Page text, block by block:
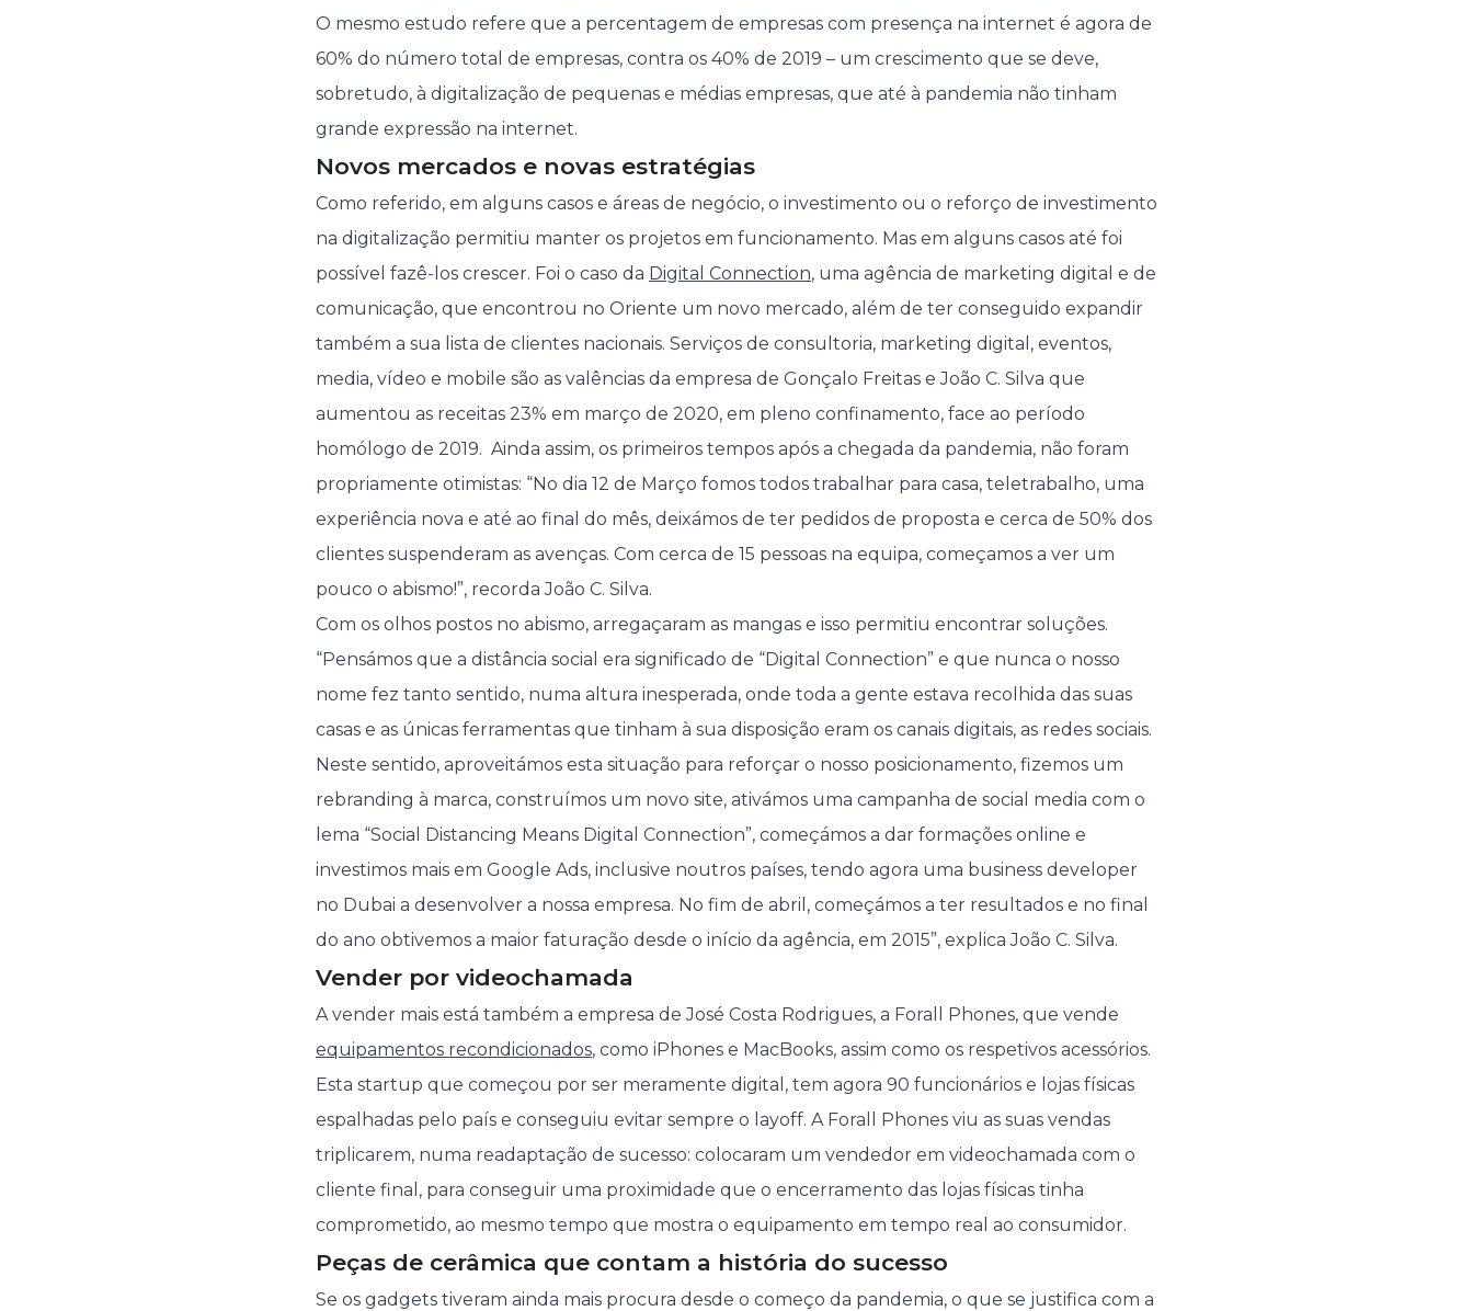
O mesmo estudo refere que a percentagem de empresas com presença na internet é agora de
60% do número total de empresas, contra os 40% de 2019 – um crescimento que se deve,
sobretudo, à digitalização de pequenas e médias empresas, que até à pandemia não tinham
grande expressão na internet.
Novos mercados e novas estratégias
Como referido, em alguns casos e áreas de negócio, o investimento ou o reforço de investimento
na digitalização permitiu manter os projetos em funcionamento. Mas em alguns casos até foi
possível fazê-los crescer. Foi o caso da Digital Connection, uma agência de marketing digital e de
comunicação, que encontrou no Oriente um novo mercado, além de ter conseguido expandir
também a sua lista de clientes nacionais. Serviços de consultoria, marketing digital, eventos,
media, vídeo e mobile são as valências da empresa de Gonçalo Freitas e João C. Silva que
aumentou as receitas 23% em março de 2020, em pleno confinamento, face ao período
homólogo de 2019. Ainda assim, os primeiros tempos após a chegada da pandemia, não foram
propriamente otimistas: “No dia 12 de Março fomos todos trabalhar para casa, teletrabalho, uma
experiência nova e até ao final do mês, deixámos de ter pedidos de proposta e cerca de 50% dos
clientes suspenderam as avenças. Com cerca de 15 pessoas na equipa, começamos a ver um
pouco o abismo!”, recorda João C. Silva.
Com os olhos postos no abismo, arregaçaram as mangas e isso permitiu encontrar soluções.
“Pensámos que a distância social era significado de “Digital Connection” e que nunca o nosso
nome fez tanto sentido, numa altura inesperada, onde toda a gente estava recolhida das suas
casas e as únicas ferramentas que tinham à sua disposição eram os canais digitais, as redes sociais.
Neste sentido, aproveitámos esta situação para reforçar o nosso posicionamento, fizemos um
rebranding à marca, construímos um novo site, ativámos uma campanha de social media com o
lema “Social Distancing Means Digital Connection”, começámos a dar formações online e
investimos mais em Google Ads, inclusive noutros países, tendo agora uma business developer
no Dubai a desenvolver a nossa empresa. No fim de abril, começámos a ter resultados e no final
do ano obtivemos a maior faturação desde o início da agência, em 2015”, explica João C. Silva.
Vender por videochamada
A vender mais está também a empresa de José Costa Rodrigues, a Forall Phones, que vende
equipamentos recondicionados, como iPhones e MacBooks, assim como os respetivos acessórios.
Esta startup que começou por ser meramente digital, tem agora 90 funcionários e lojas físicas
espalhadas pelo país e conseguiu evitar sempre o layoff. A Forall Phones viu as suas vendas
triplicarem, numa readaptação de sucesso: colocaram um vendedor em videochamada com o
cliente final, para conseguir uma proximidade que o encerramento das lojas físicas tinha
comprometido, ao mesmo tempo que mostra o equipamento em tempo real ao consumidor.
Peças de cerâmica que contam a história do sucesso
Se os gadgets tiveram ainda mais procura desde o começo da pandemia, o que se justifica com a